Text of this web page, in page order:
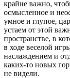
крайне важно,
осмысленное и
умное и глупое,
устаем от этой
пространстве, в
в ходе веселой
наслаждением и
каких-то новых
не видели.